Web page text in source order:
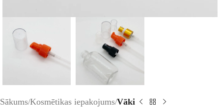
Sākums Kosmētikas iepakojums Vāki